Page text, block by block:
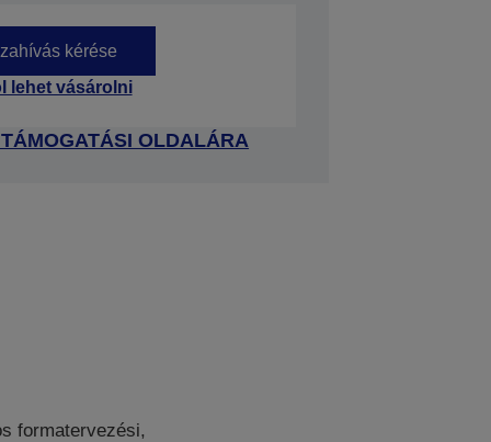
kérése
lehet vásárolni
OLDALÁRA
formatervezési,